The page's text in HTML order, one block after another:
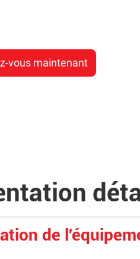
vous maintenant
de